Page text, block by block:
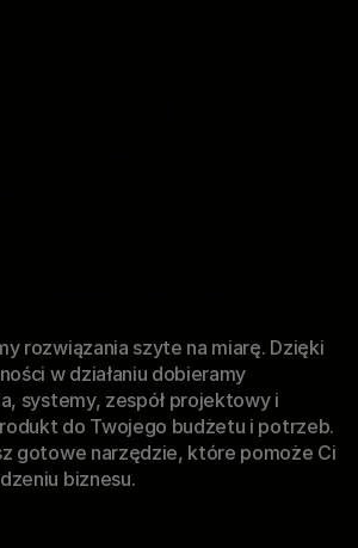
rozwiązania szyte na miarę. Dzięki
w działaniu dobieramy
systemy, zespół projektowy i
do Twojego budżetu i potrzeb.
gotowe narzędzie, które pomoże Ci
biznesu.